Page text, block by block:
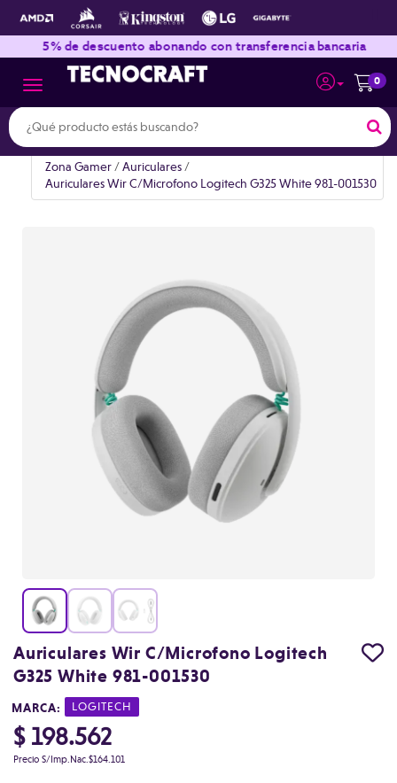
0
Toggle navigation
5% de descuento abonando con transferencia bancaria
Zona Gamer /Auriculares /
Auriculares Wir C/Microfono Logitech G325 White 981-001530
Auriculares Wir C/Microfono Logitech
G325 White 981-001530
|
MARCA: LOGITECH
$ 198.562
Precio S/Imp.Nac.$164.101